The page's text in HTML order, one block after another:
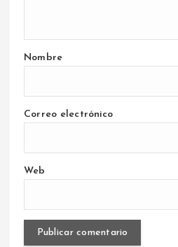
Nombre
Correo electrónico
Web